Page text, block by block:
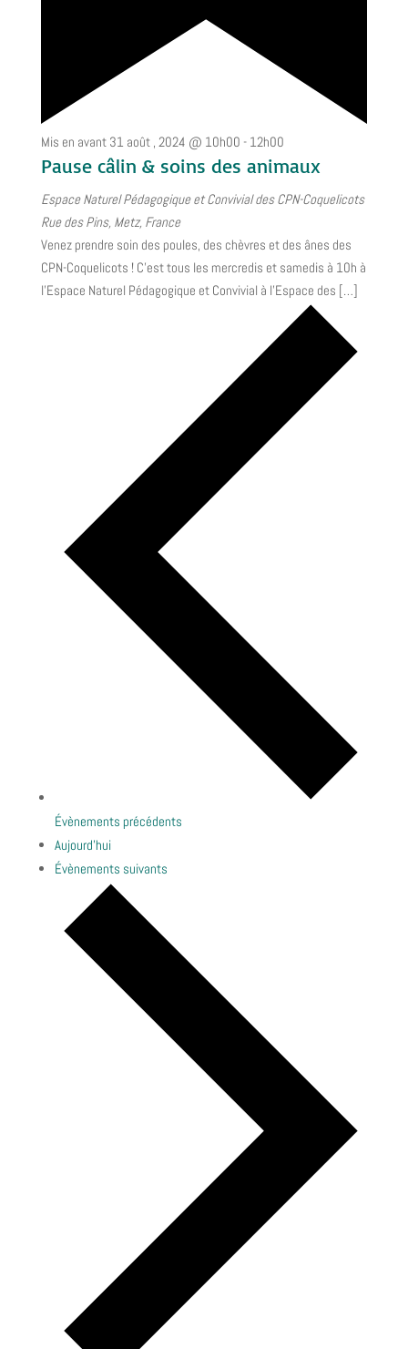
Mis en avant 31 août , 2024 @ 10h00 - 12h00
Pause câlin & soins des animaux
Espace Naturel Pédagogique et Convivial des CPN-Coquelicots
Rue des Pins, Metz, France
Venez prendre soin des poules, des chèvres et des ânes des
CPN-Coquelicots ! C’est tous les mercredis et samedis à 10h à
l’Espace Naturel Pédagogique et Convivial à l’Espace des […]
Évènements précédents
Aujourd’hui
Évènements suivants